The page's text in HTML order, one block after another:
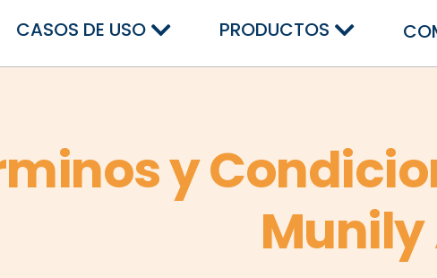
CASOS DE USO PRODUCTOS
y
Munily